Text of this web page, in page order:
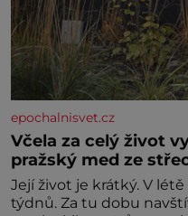
epochalnisvet.cz
Včela za celý život
pražský med ze
Její život je krátký. V
týdnů. Za tu dobu